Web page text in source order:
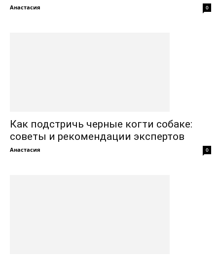
Анастасия 0
Как подстричь черные когти собаке:
советы и рекомендации экспертов
Анастасия 0